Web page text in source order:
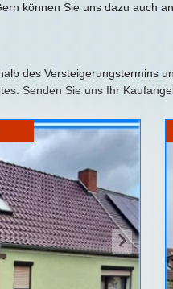
können Sie uns dazu auch
des Versteigerungstermins
Senden Sie uns Ihr
›